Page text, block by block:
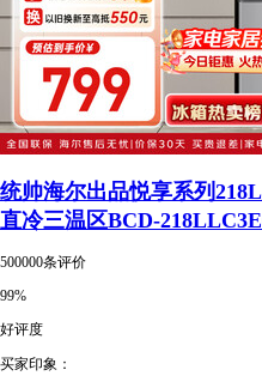
统帅海尔出品悦享系列
直冷三温区BCD-
500000条评价
99%
好评度
买家印象：